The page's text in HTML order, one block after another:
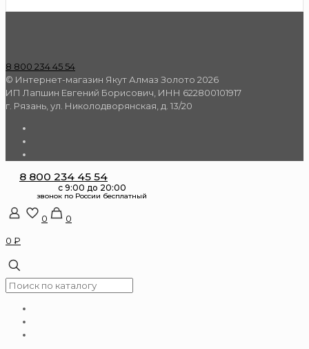
8 800 234 45 54
© Интернет-магазин Якут Алмаз Золото 2026
ИП Лапшин Евгений Борисович, ИНН 622800101917
г. Рязань, ул. Николодворянская, д. 13/20
8 800 234 45 54
0
0
0 ₽